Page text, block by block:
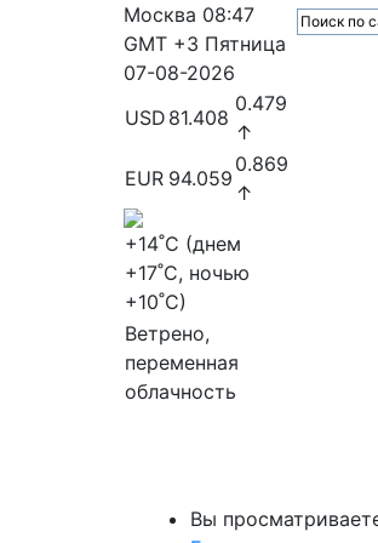
Москва 08:47
GMT +3 Пятница
07-08-2026
USD 81.408
0.479
↑
EUR 94.059
0.869
↑
+14˚C (днем
+17˚C, ночью
+10˚C)
Ветрено,
переменная
облачность
Вы